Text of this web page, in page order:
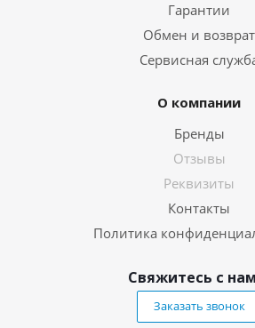
Гарантии
Обмен и возврат
Сервисная
О компании
Бренды
Отзывы
Реквизиты
Контакты
Политика
Свяжитесь с
Заказать звонок